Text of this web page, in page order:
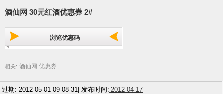
酒仙网 30元红酒优惠券 2#
浏览优惠码
相关: 酒仙网 优惠券
过期: 2012-05-01 09-08-31| 发布时间: 2012-04-17